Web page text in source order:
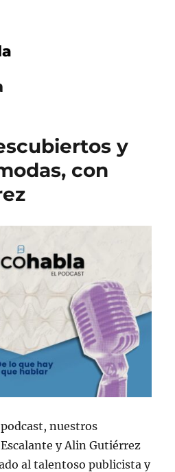
y
con
nuestros
y Alin Gutiérrez
al talentoso publicista y